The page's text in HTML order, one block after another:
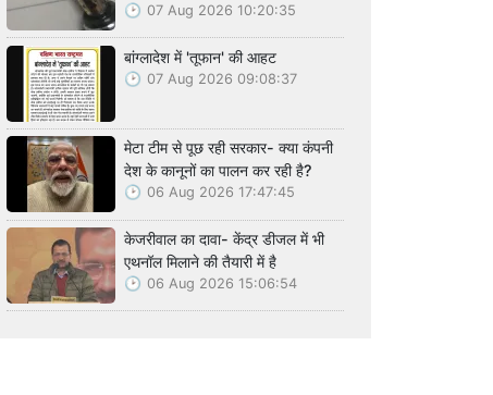
07 Aug 2026 10:20:35
बांग्लादेश में 'तूफान' की आहट
07 Aug 2026 09:08:37
मेटा टीम से पूछ रही सरकार- क्या कंपनी
देश के कानूनों का पालन कर रही है?
06 Aug 2026 17:47:45
केजरीवाल का दावा- केंद्र डीजल में भी
एथनॉल मिलाने की तैयारी में है
06 Aug 2026 15:06:54